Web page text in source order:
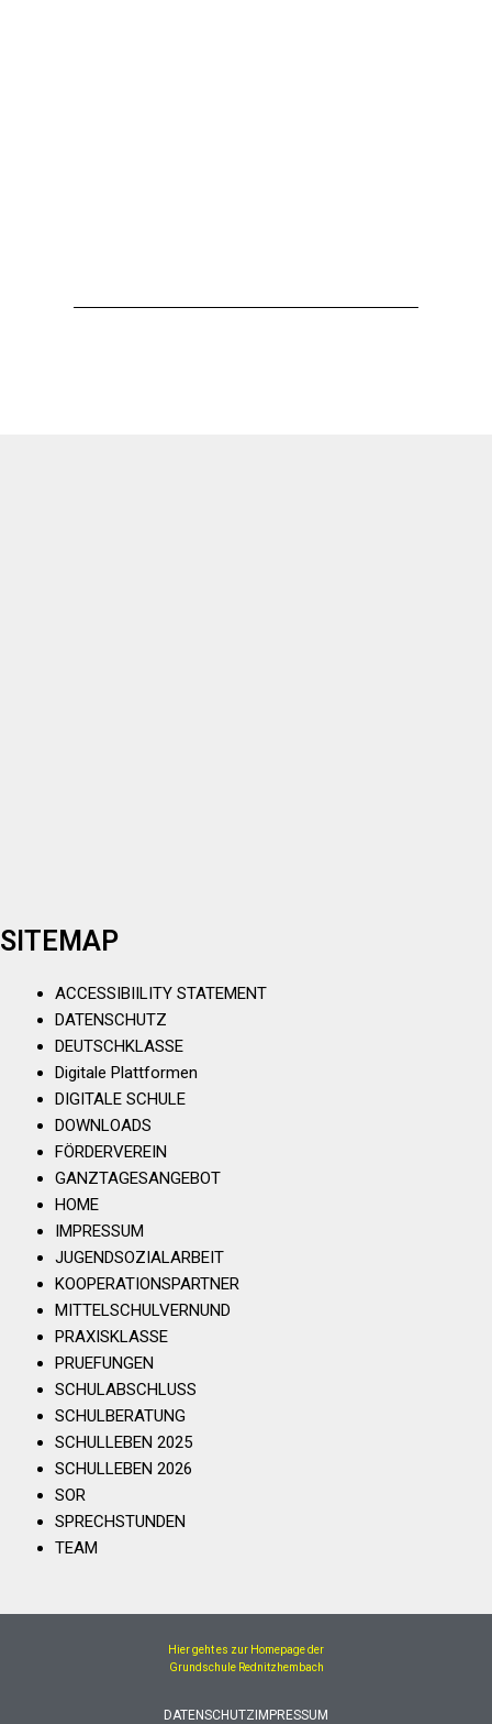
SITEMAP
ACCESSIBIILITY STATEMENT
DATENSCHUTZ
DEUTSCHKLASSE
Digitale Plattformen
DIGITALE SCHULE
DOWNLOADS
FÖRDERVEREIN
GANZTAGESANGEBOT
HOME
IMPRESSUM
JUGENDSOZIALARBEIT
KOOPERATIONSPARTNER
MITTELSCHULVERNUND
PRAXISKLASSE
PRUEFUNGEN
SCHULABSCHLUSS
SCHULBERATUNG
SCHULLEBEN 2025
SCHULLEBEN 2026
SOR
SPRECHSTUNDEN
TEAM
Hier geht es zur Homepage der
Grundschule Rednitzhembach
DATENSCHUTZ IMPRESSUM